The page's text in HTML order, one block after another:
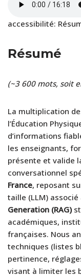
accessibilité:
Résumé
(~3 600 mots, soit
La multiplication
l’Éducation
d’informations
les enseignants,
présente et valide
conversationnel
France, reposant
taille (LLM)
Generation (RAG)
académiques,
françaises. Nous
techniques (listes
pertinence,
visant à limiter les